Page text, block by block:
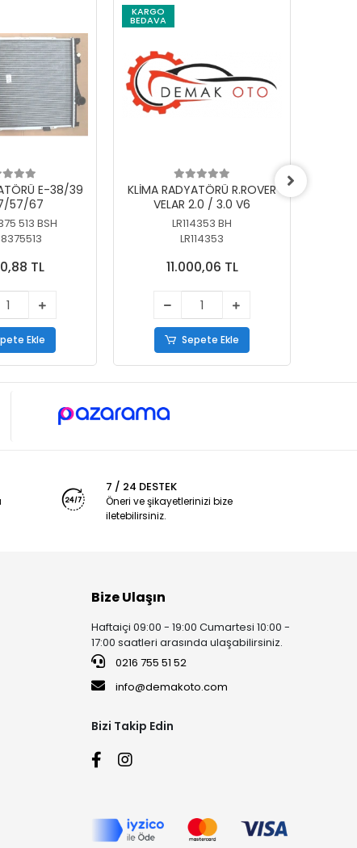
E-38/39
57/67
513 BSH
TL
Ekle
KARGO
BEDAVA
KLİMA RADYATÖRÜ R.ROVER
VELAR 2.0 / 3.0 V6
LR114353 BH
LR114353
11.000,06 TL
Sepete Ekle
7 / 24 DESTEK
Öneri ve şikayetlerinizi bize
iletebilirsiniz.
Bize Ulaşın
Haftaiçi 09:00 - 19:00 Cumartesi 10:00 -
17:00 saatleri arasında ulaşabilirsiniz.
0216 755 51 52
info@demakoto.com
Bizi Takip Edin